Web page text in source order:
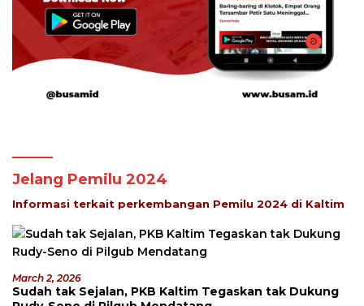
Jelang Pemilu 2024
Informasi terkait perkembangan Pemilu 2024 di Kaltim
March 2, 2026
Sudah tak Sejalan, PKB Kaltim Tegaskan tak Dukung